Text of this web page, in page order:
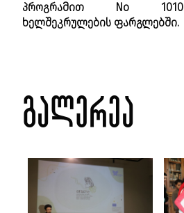
პროგრამით No
ხელშეკრულების ფარგლებში.
გალერეა